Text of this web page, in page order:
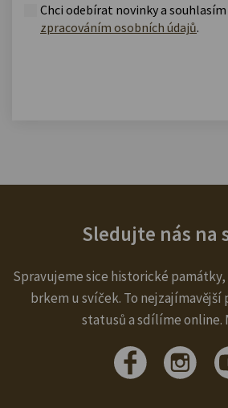
Chci odebírat novinky a souhlasím
zpracováním osobních údajů.
Sledujte nás na
Spravujeme sice historické
brkem u svíček. To nejzajímavější
statusů a sdílíme online.